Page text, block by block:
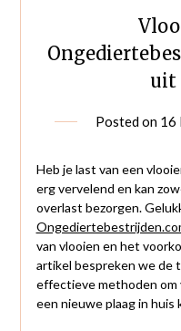
uit
Posted on 16
Heb je last van een
erg vervelend en kan
overlast bezorgen.
van vlooien en het
artikel bespreken we de
effectieve methoden om
een nieuwe plaag in huis